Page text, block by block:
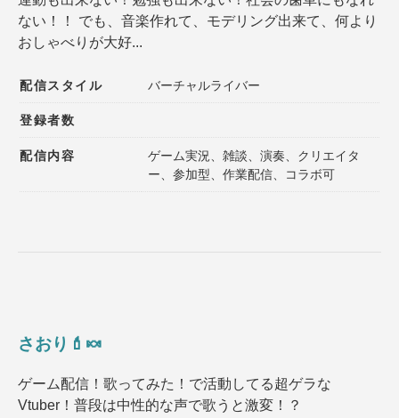
ない！！ でも、音楽作れて、モデリング出来て、何より
おしゃべりが大好...
配信スタイル バーチャルライバー
登録者数
配信内容
ゲーム実況、雑談、演奏、クリエイタ
ー、参加型、作業配信、コラボ可
さおり💄🍬
ゲーム配信！歌ってみた！で活動してる超ゲラな
Vtuber！普段は中性的な声で歌うと激変！？